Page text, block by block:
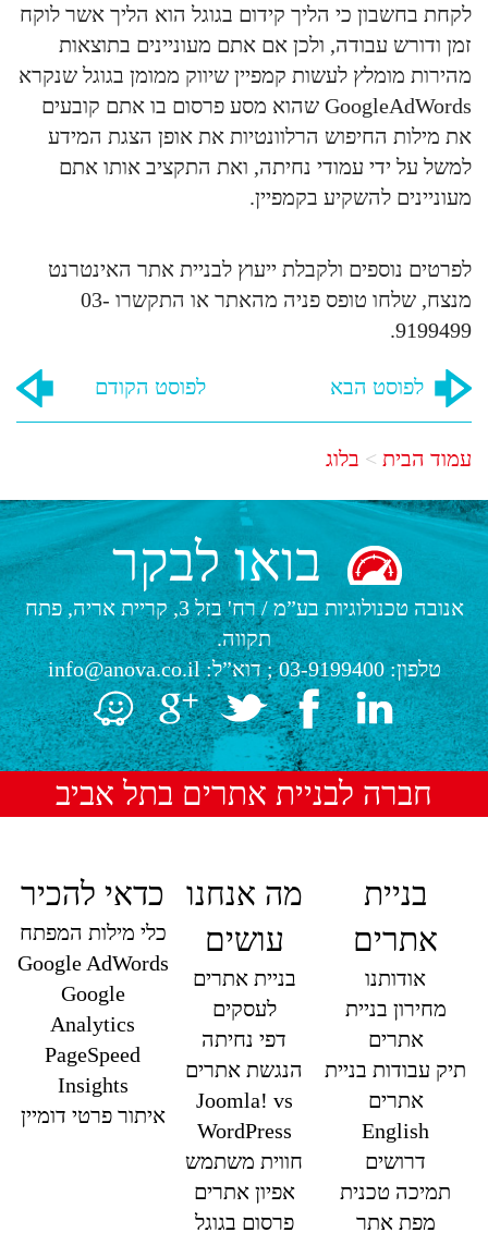
לקחת בחשבון כי הליך קידום בגוגל הוא הליך אשר לוקח
זמן ודורש עבודה, ולכן אם אתם מעוניינים בתוצאות
מהירות מומלץ לעשות קמפיין שיווק ממומן בגוגל שנקרא
GoogleAdWords שהוא מסע פרסום בו אתם קובעים
את מילות החיפוש הרלוונטיות את אופן הצגת המידע
למשל על ידי עמודי נחיתה, ואת התקציב אותו אתם
מעוניינים להשקיע בקמפיין.
לפרטים נוספים ולקבלת ייעוץ לבניית אתר האינטרנט
מנצח, שלחו טופס פניה מהאתר או התקשרו 03-
9199499.
לפוסט הקודם לפוסט הבא
עמוד הבית בלוג
בואו לבקר
אנובה טכנולוגיות בע”מ/
רח' בזל 3, קריית אריה, פתח
תקווה.
טלפון:03-9199400; דוא”ל:info@anova.co.il
חברה לבניית אתרים בתל אביב
בניית
אתרים
אודותנו
מחירון בניית
אתרים
תיק עבודות בניית
אתרים
English
דרושים
תמיכה טכנית
מפת אתר
מה אנחנו
עושים
בניית אתרים
לעסקים
דפי נחיתה
הנגשת אתרים
Joomla! vs
WordPress
חווית משתמש
אפיון אתרים
פרסום בגוגל
כדאי להכיר
כלי מילות המפתח
Google AdWords
Google
Analytics
PageSpeed
Insights
איתור פרטי דומיין